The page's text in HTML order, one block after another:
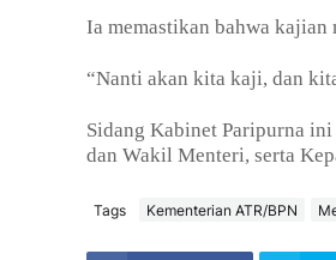
Ia memastikan bahwa kajian
“Nanti akan kita kaji, dan
Sidang Kabinet Paripurna
dan Wakil Menteri, serta
Tags Kementerian ATR/BPN